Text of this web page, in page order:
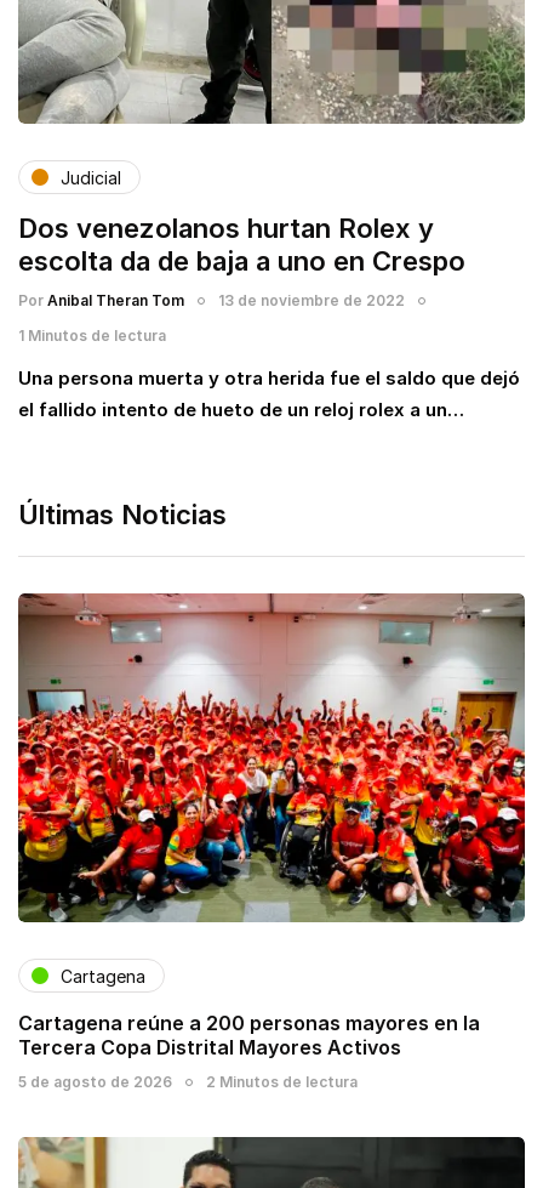
Judicial
Dos venezolanos hurtan Rolex y
escolta da de baja a uno en Crespo
Por Anibal Theran Tom
13 de noviembre de 2022
1 Minutos de lectura
Una persona muerta y otra herida fue el saldo que dejó
el fallido intento de hueto de un reloj rolex a un…
Últimas Noticias
Cartagena
Cartagena reúne a 200 personas mayores en la
Tercera Copa Distrital Mayores Activos
5 de agosto de 2026 2 Minutos de lectura